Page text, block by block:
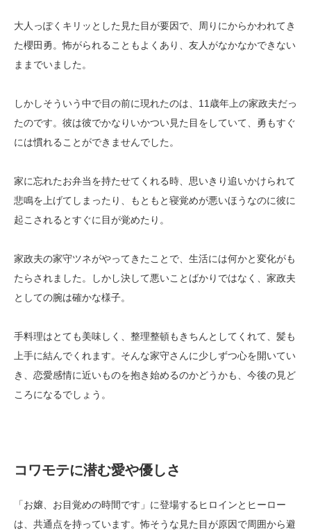
大人っぽくキリッとした見た目が要因で、周りにからかわれてき
た櫻田勇。怖がられることもよくあり、友人がなかなかできない
ままでいました。
しかしそういう中で目の前に現れたのは、11歳年上の家政夫だっ
たのです。彼は彼でかなりいかつい見た目をしていて、勇もすぐ
には慣れることができませんでした。
家に忘れたお弁当を持たせてくれる時、思いきり追いかけられて
悲鳴を上げてしまったり、もともと寝覚めが悪いほうなのに彼に
起こされるとすぐに目が覚めたり。
家政夫の家守ツネがやってきたことで、生活には何かと変化がも
たらされました。しかし決して悪いことばかりではなく、家政夫
としての腕は確かな様子。
手料理はとても美味しく、整理整頓もきちんとしてくれて、髪も
上手に結んでくれます。そんな家守さんに少しずつ心を開いてい
き、恋愛感情に近いものを抱き始めるのかどうかも、今後の見ど
ころになるでしょう。
コワモテに潜む愛や優しさ
「お嬢、お目覚めの時間です」に登場するヒロインとヒーロー
は、共通点を持っています。怖そうな見た目が原因で周囲から避